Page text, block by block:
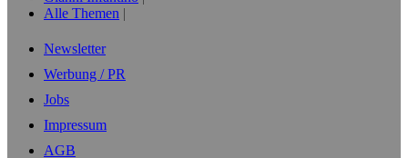
Alle Themen
Newsletter
Werbung / PR
Jobs
Impressum
AGB